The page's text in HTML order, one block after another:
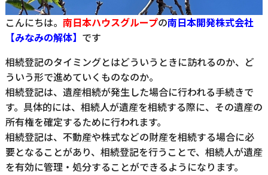
こんにちは。 南日本ハウスグループの南日本開発株式会社
【みなみの解体】 です
相続登記のタイミングとはどういうときに訪れるのか、ど
ういう形で進めていくものなのか。
相続登記は、遺産相続が発生した場合に行われる手続きで
す。具体的には、相続人が遺産を相続する際に、その遺産の
所有権を確定するために行われます。
相続登記は、不動産や株式などの財産を相続する場合に必
要となることがあり、相続登記を行うことで、相続人が遺産
を有効に管理・処分することができるようになります。